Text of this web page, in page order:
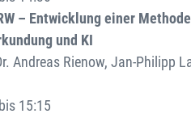
– Entwicklung einer
und KI
Andreas Rienow, Jan-Philipp
15:15